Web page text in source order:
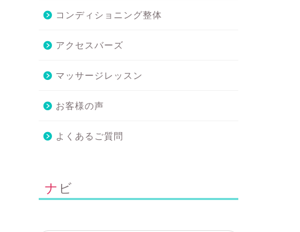
コンディショニング整体
アクセスバーズ
マッサージレッスン
お客様の声
よくあるご質問
ナビ